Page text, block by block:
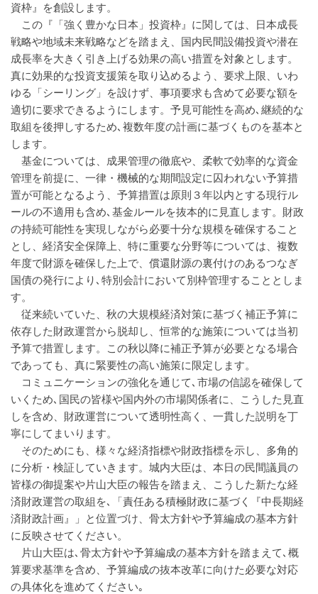
資枠』を創設します。
この『「強く豊かな日本」投資枠』に関しては、日本成長
戦略や地域未来戦略などを踏まえ、国内民間設備投資や潜在
成長率を大きく引き上げる効果の高い措置を対象とします。
真に効果的な投資支援策を取り込めるよう、要求上限、いわ
ゆる「シーリング」を設けず、事項要求も含めて必要な額を
適切に要求できるようにします。予見可能性を高め､継続的な
取組を後押しするため､複数年度の計画に基づくものを基本と
します。
基金については、成果管理の徹底や、柔軟で効率的な資金
管理を前提に、一律・機械的な期間設定に囚われない予算措
置が可能となるよう、予算措置は原則３年以内とする現行ル
ールの不適用も含め､基金ルールを抜本的に見直します。財政
の持続可能性を実現しながら必要十分な規模を確保すること
とし、経済安全保障上、特に重要な分野等については、複数
年度で財源を確保した上で、償還財源の裏付けのあるつなぎ
国債の発行により､特別会計において別枠管理することとしま
す。
従来続いていた、秋の大規模経済対策に基づく補正予算に
依存した財政運営から脱却し、恒常的な施策については当初
予算で措置します。この秋以降に補正予算が必要となる場合
であっても、真に緊要性の高い施策に限定します。
コミュニケーションの強化を通じて､市場の信認を確保して
いくため､国民の皆様や国内外の市場関係者に、こうした見直
しを含め、財政運営について透明性高く、一貫した説明を丁
寧にしてまいります。
そのためにも、様々な経済指標や財政指標を示し、多角的
に分析・検証していきます。城内大臣は、本日の民間議員の
皆様の御提案や片山大臣の報告を踏まえ、こうした新たな経
済財政運営の取組を､「責任ある積極財政に基づく『中長期経
済財政計画』」と位置づけ、骨太方針や予算編成の基本方針
に反映させてください。
片山大臣は､骨太方針や予算編成の基本方針を踏まえて､概
算要求基準を含め、予算編成の抜本改革に向けた必要な対応
の具体化を進めてください｡